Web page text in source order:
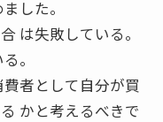
した。
は失敗している。
。
者として自分が買
かと考えるべきで